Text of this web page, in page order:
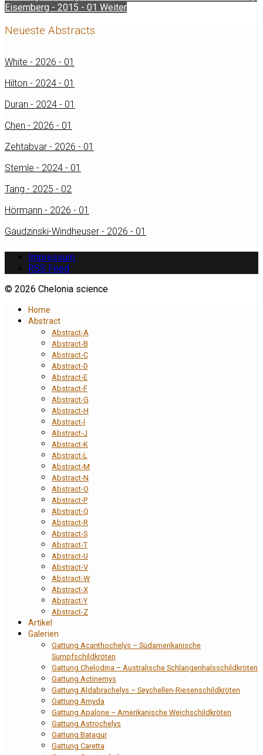
Eisemberg - 2015 - 01 Weiter
Neueste Abstracts
White - 2026 - 01
Hilton - 2024 - 01
Duran - 2024 - 01
Chen - 2026 - 01
Zehtabvar - 2026 - 01
Stemle - 2024 - 01
Tang - 2025 - 02
Hörmann - 2026 - 01
Gaudzinski-Windheuser - 2026 - 01
Impressum
RSS Feed
© 2026 Chelonia science
Home
Abstract
Abstract-A
Abstract-B
Abstract-C
Abstract-D
Abstract-E
Abstract-F
Abstract-G
Abstract-H
Abstract-I
Abstract-J
Abstract-K
Abstract-L
Abstract-M
Abstract-N
Abstract-O
Abstract-P
Abstract-Q
Abstract-R
Abstract-S
Abstract-T
Abstract-U
Abstract-V
Abstract-W
Abstract-X
Abstract-Y
Abstract-Z
Artikel
Galerien
Gattung Acanthochelys – Südamerikanische
Sumpfschildkröten
Gattung Chelodina – Australische Schlangenhalsschildkröten
Gattung Actinemys
Gattung Aldabrachelys – Seychellen-Riesenschildkröten
Gattung Amyda
Gattung Apalone – Amerikanische Weichschildkröten
Gattung Astrochelys
Gattung Batagur
Gattung Caretta